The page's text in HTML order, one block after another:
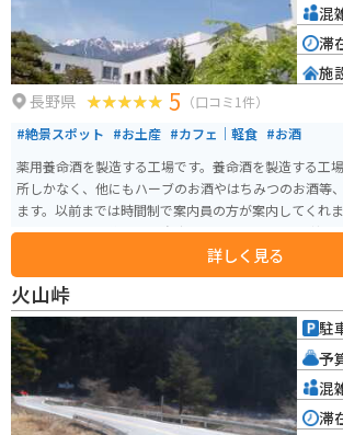
長野県 5 （口コミ1件）
#絶景スポット #お土産 #カフェ｜軽食 #お酒
薬用養命酒を製造する工場です。養命酒を製造する工
所しかなく、他にもハーブのお酒やはちみつのお酒等
ます。以前までは時間制で案内員の方が案内してくれ
ルしてからは予約不要・自由見学となりました。 養命酒やハーブのお酒、黒
酢などの試飲コーナー、お土産を購入できる店にカフ
す。工場からは中央アルプスと南アルプスを見ること
の森という広大な散策コースもあり、森林浴をしなが
す。
詳しく見る
混
滞
施
火山峠
駐
予
混
滞